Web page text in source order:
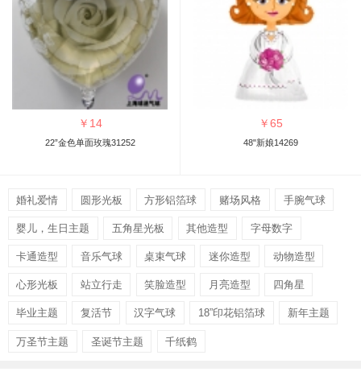
￥ 14
22”金色单面玫瑰31252
￥65
48"新娘14269
婚礼爱情 圆形光板 方形铝箔球 赌场风格 手腕气球
婴儿，生日主题 五角星光板 其他造型 字母数字
卡通造型 音乐气球 桌束气球 迷你造型 动物造型
心形光板 站立行走 笑脸造型 月亮造型 四角星
毕业主题 复活节 汉字气球 18”印花铝箔球 新年主题
万圣节主题 圣诞节主题 千纸鹤